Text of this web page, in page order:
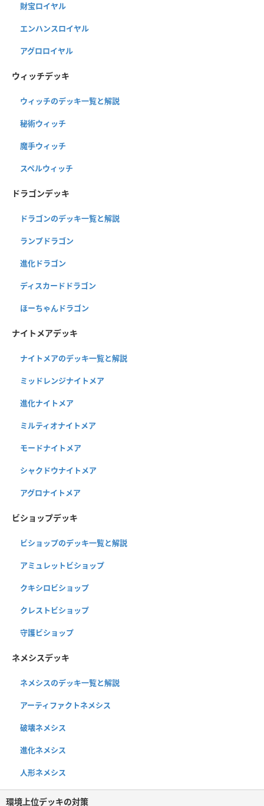
財宝ロイヤル
エンハンスロイヤル
アグロロイヤル
ウィッチデッキ
ウィッチのデッキ一覧と解説
秘術ウィッチ
魔手ウィッチ
スペルウィッチ
ドラゴンデッキ
ドラゴンのデッキ一覧と解説
ランプドラゴン
進化ドラゴン
ディスカードドラゴン
ほーちゃんドラゴン
ナイトメアデッキ
ナイトメアのデッキ一覧と解説
ミッドレンジナイトメア
進化ナイトメア
ミルティオナイトメア
モードナイトメア
シャクドウナイトメア
アグロナイトメア
ビショップデッキ
ビショップのデッキ一覧と解説
アミュレットビショップ
クキシロビショップ
クレストビショップ
守護ビショップ
ネメシスデッキ
ネメシスのデッキ一覧と解説
アーティファクトネメシス
破壊ネメシス
進化ネメシス
人形ネメシス
環境上位デッキの対策